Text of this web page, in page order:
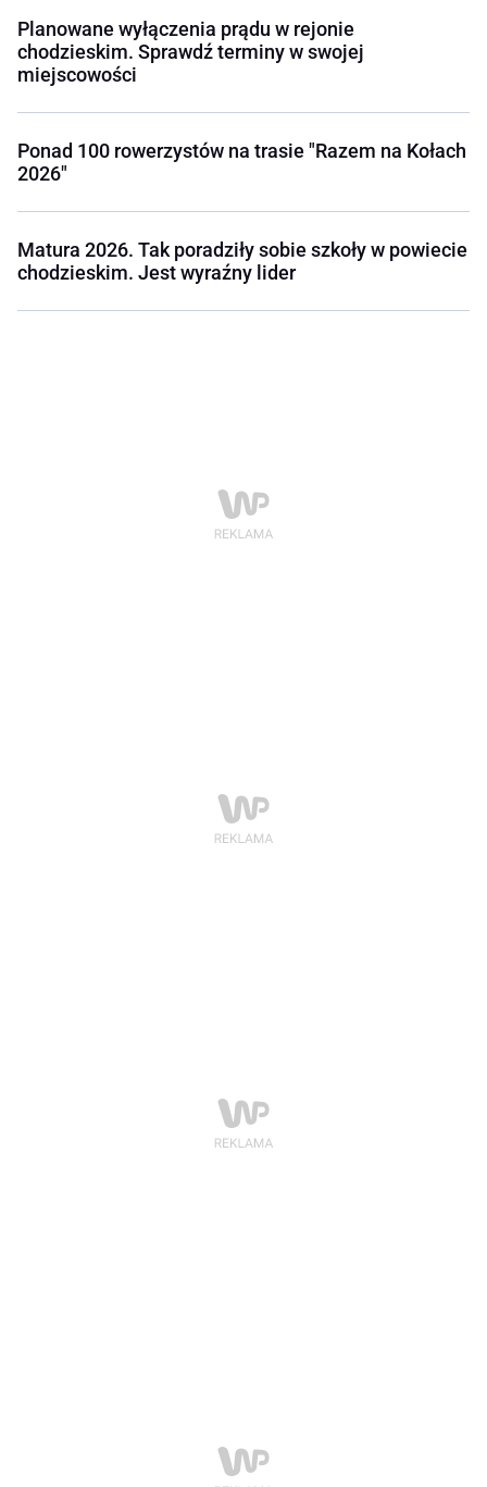
Planowane wyłączenia prądu w rejonie
chodzieskim. Sprawdź terminy w swojej
miejscowości
Ponad 100 rowerzystów na trasie "Razem na Kołach
2026"
Matura 2026. Tak poradziły sobie szkoły w powiecie
chodzieskim. Jest wyraźny lider